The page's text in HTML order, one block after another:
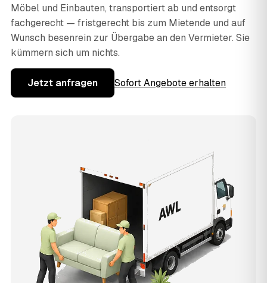
Möbel und Einbauten, transportiert ab und entsorgt
fachgerecht — fristgerecht bis zum Mietende und auf
Wunsch besenrein zur Übergabe an den Vermieter. Sie
kümmern sich um nichts.
Jetzt anfragen Sofort Angebote erhalten